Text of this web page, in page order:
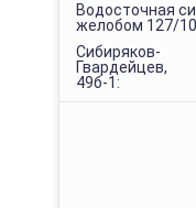
Водосточная
желобом 127/
Сибиряков-
Гвардейцев,
49б-1: